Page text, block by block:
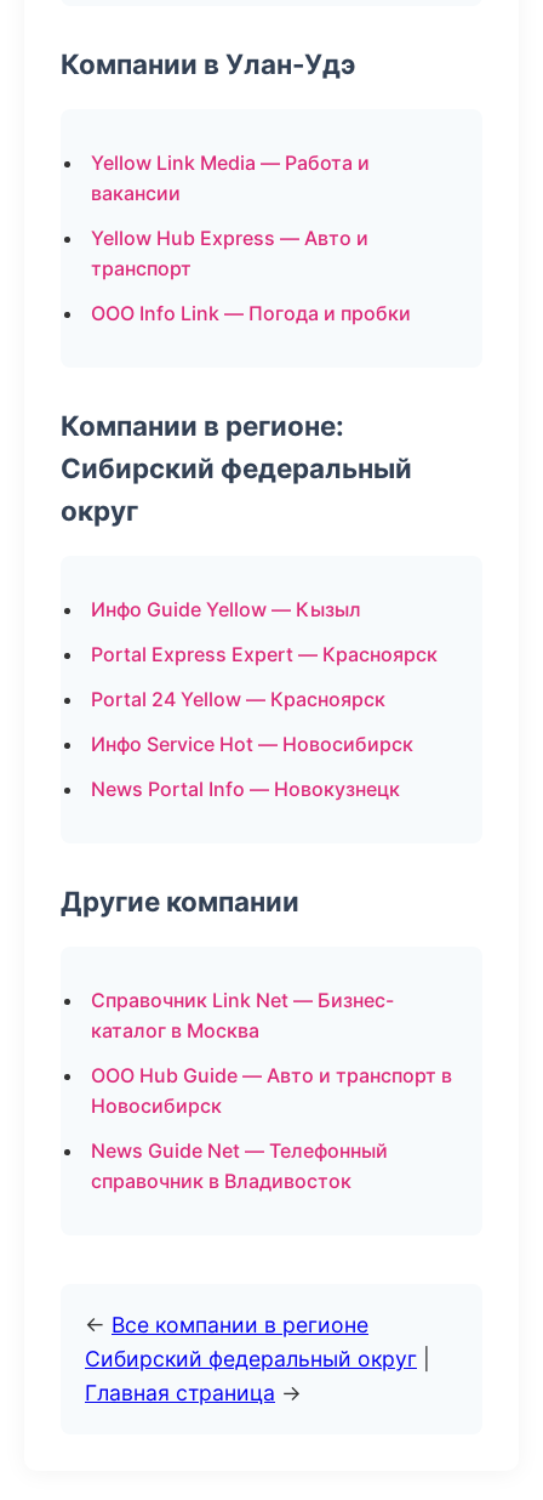
Компании в Улан-Удэ
Yellow Link Media — Работа и
вакансии
Yellow Hub Express — Авто и
транспорт
ООО Info Link — Погода и пробки
Компании в регионе:
Сибирский федеральный
округ
Инфо Guide Yellow — Кызыл
Portal Express Expert — Красноярск
Portal 24 Yellow — Красноярск
Инфо Service Hot — Новосибирск
News Portal Info — Новокузнецк
Другие компании
Справочник Link Net — Бизнес-
каталог в Москва
ООО Hub Guide — Авто и транспорт в
Новосибирск
News Guide Net — Телефонный
справочник в Владивосток
← Все компании в регионе
Сибирский федеральный округ
Главная страница →